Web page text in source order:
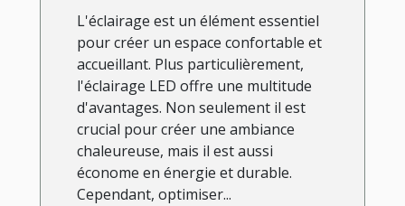
L'éclairage est un élément essentiel
pour créer un espace confortable et
accueillant. Plus particulièrement,
l'éclairage LED offre une multitude
d'avantages. Non seulement il est
crucial pour créer une ambiance
chaleureuse, mais il est aussi
économe en énergie et durable.
Cependant, optimiser...